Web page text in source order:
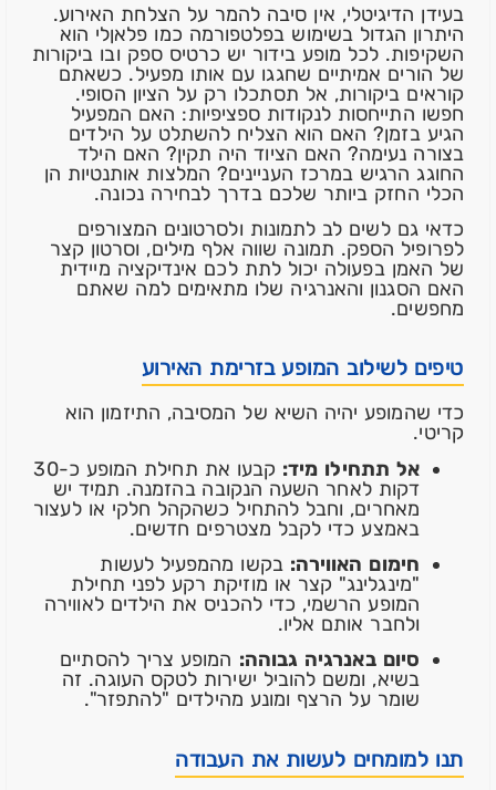
בעידן הדיגיטלי, אין סיבה להמר על הצלחת האירוע.
היתרון הגדול בשימוש בפלטפורמה כמו פלאןלי הוא
השקיפות. לכל מופע בידור יש כרטיס ספק ובו ביקורות
של הורים אמיתיים שחגגו עם אותו מפעיל. כשאתם
קוראים ביקורות, אל תסתכלו רק על הציון הסופי.
חפשו התייחסות לנקודות ספציפיות: האם המפעיל
הגיע בזמן? האם הוא הצליח להשתלט על הילדים
בצורה נעימה? האם הציוד היה תקין? האם הילד
החוגג הרגיש במרכז העניינים? המלצות אותנטיות הן
הכלי החזק ביותר שלכם בדרך לבחירה נכונה.
כדאי גם לשים לב לתמונות ולסרטונים המצורפים
לפרופיל הספק. תמונה שווה אלף מילים, וסרטון קצר
של האמן בפעולה יכול לתת לכם אינדיקציה מיידית
האם הסגנון והאנרגיה שלו מתאימים למה שאתם
מחפשים.
טיפים לשילוב המופע בזרימת האירוע
כדי שהמופע יהיה השיא של המסיבה, התיזמון הוא
קריטי.
אל תתחילו מיד:
קבעו את תחילת המופע כ-30
דקות לאחר השעה הנקובה בהזמנה. תמיד יש
מאחרים, וחבל להתחיל כשהקהל חלקי או לעצור
באמצע כדי לקבל מצטרפים חדשים.
חימום האווירה: בקשו מהמפעיל לעשות
"מינגלינג" קצר או מוזיקת רקע לפני תחילת
המופע הרשמי, כדי להכניס את הילדים לאווירה
ולחבר אותם אליו.
סיום באנרגיה גבוהה: המופע צריך להסתיים
בשיא, ומשם להוביל ישירות לטקס העוגה. זה
שומר על הרצף ומונע מהילדים "להתפזר".
תנו למומחים לעשות את העבודה